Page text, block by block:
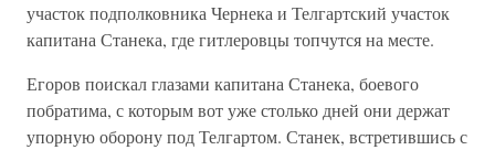
участок подполковника Чернека и Телгартский участок
капитана Станека, где гитлеровцы топчутся на месте.
Егоров поискал глазами капитана Станека, боевого
побратима, с которым вот уже столько дней они держат
упорную оборону под Телгартом. Станек, встретившись с